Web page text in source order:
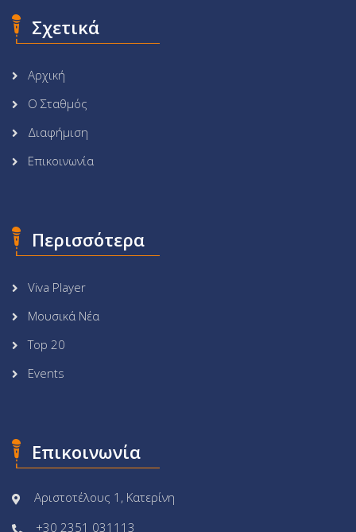
Σχετικά
Αρχική
Ο Σταθμός
Διαφήμιση
Επικοινωνία
Περισσότερα
Viva Player
Μουσικά Νέα
Top 20
Events
Επικοινωνία
Αριστοτέλους 1, Κατερίνη
+30 2351 031113